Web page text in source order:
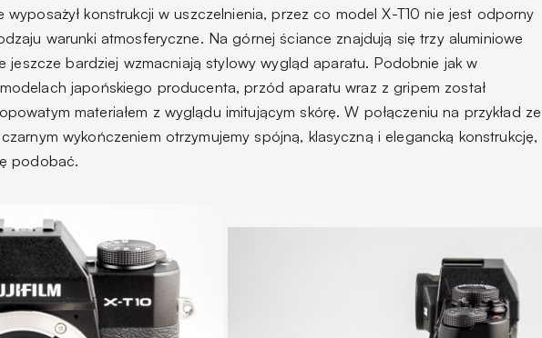
wyposażył konstrukcji w uszczelnienia, przez co model X-T10 nie jest odporny
warunki atmosferyczne. Na górnej ściance znajdują się trzy aluminiowe
jeszcze bardziej wzmacniają stylowy wygląd aparatu. Podobnie jak w
japońskiego producenta, przód aparatu wraz z gripem został
materiałem z wyglądu imitującym skórę. W połączeniu na przykład ze
wykończeniem otrzymujemy spójną, klasyczną i elegancką konstrukcję,
podobać.